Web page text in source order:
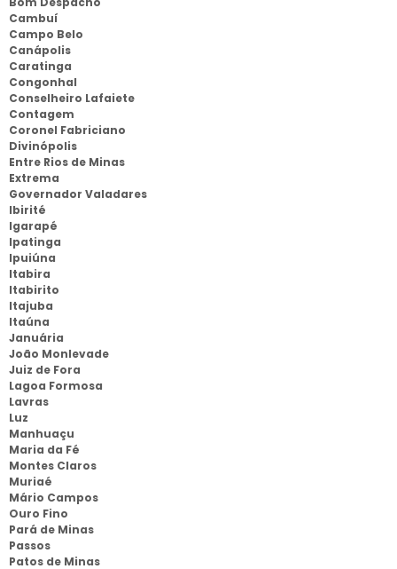
Cambuí
Campo Belo
Canápolis
Caratinga
Congonhal
Conselheiro Lafaiete
Contagem
Coronel Fabriciano
Divinópolis
Entre Rios de Minas
Extrema
Governador Valadares
Ibirité
Igarapé
Ipatinga
Ipuiúna
Itabira
Itabirito
Itajuba
Itaúna
Januária
João Monlevade
Juiz de Fora
Lagoa Formosa
Lavras
Luz
Manhuaçu
Maria da Fé
Montes Claros
Muriaé
Mário Campos
Ouro Fino
Pará de Minas
Passos
Patos de Minas